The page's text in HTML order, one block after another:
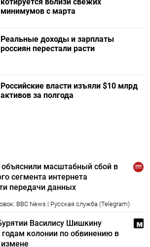
минимумов с марта
Реальные доходы и зарплаты
россиян перестали расти
Российские власти изъяли $10 млрд
активов за полгода